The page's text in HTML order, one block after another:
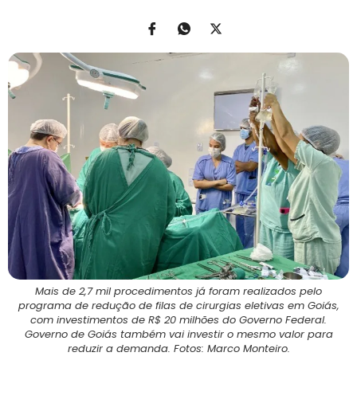
Mais de 2,7 mil procedimentos já foram realizados pelo
programa de redução de filas de cirurgias eletivas em Goiás,
com investimentos de R$ 20 milhões do Governo Federal.
Governo de Goiás também vai investir o mesmo valor para
reduzir a demanda. Fotos: Marco Monteiro.